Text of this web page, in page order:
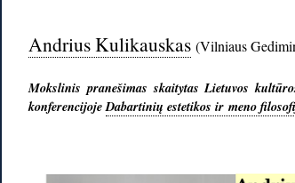
Andrius Kulikauskas (Vilniaus
Mokslinis pranešimas skaitytas Lietuvos
konferencijojeDabartinių estetikos ir meno